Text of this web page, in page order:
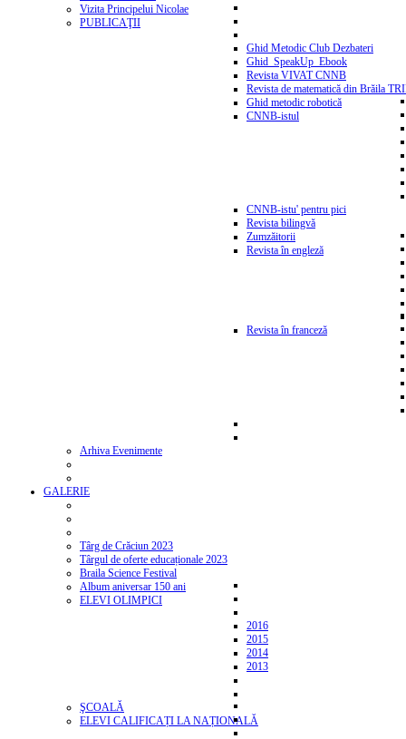
Vizita Principelui Nicolae
PUBLICAŢII
Ghid Metodic Club Dezbateri
Ghid_SpeakUp_Ebook
Revista VIVAT CNNB
Revista de matematică din Brăila
Ghid metodic robotică
CNNB-istul
CNNB-istu' pentru pici
Revista bilingvă
Zumzăitorii
Revista în engleză
Revista în franceză
Arhiva Evenimente
GALERIE
Târg de Crăciun 2023
Târgul de oferte educaționale 2023
Braila Science Festival
Album aniversar 150 ani
ELEVI OLIMPICI
2016
2015
2014
2013
ŞCOALĂ
ELEVI CALIFICAȚI LA NAȚIONALĂ